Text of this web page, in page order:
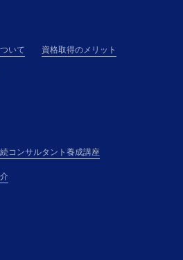
者に適用されます。
る受講料金を対価として、主
受講できるものとします。
より、本サイト上その他で主
る受講料金を支払うものとし
)
載する手続、または主催者の
、氏名・住所・電話番号その他
いて 資格取得のメリット
コンサルタント養成講座